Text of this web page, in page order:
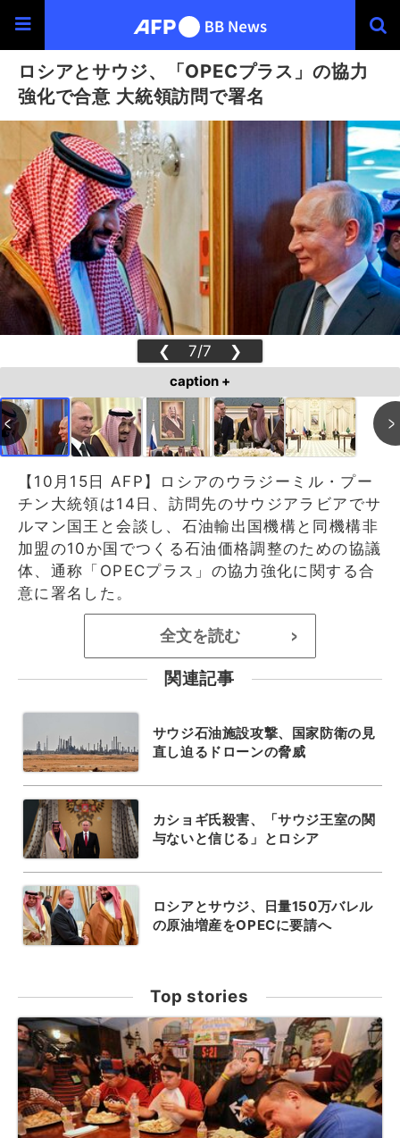
ロシアとサウジ、「OPECプラス」の協力
強化で合意 大統領訪問で署名
❮ 7/7 ❯
caption +
【10月15日 AFP】ロシアのウラジーミル・プー
チン大統領は14日、訪問先のサウジアラビアでサ
ルマン国王と会談し、石油輸出国機構と同機構非
加盟の10か国でつくる石油価格調整のための協議
体、通称「OPECプラス」の協力強化に関する合
意に署名した。
全文を読む >
関連記事
サウジ石油施設攻撃、国家防衛の見
直し迫るドローンの脅威
カショギ氏殺害、「サウジ王室の関
与ないと信じる」とロシア
ロシアとサウジ、日量150万バレル
の原油増産をOPECに要請へ
Top stories